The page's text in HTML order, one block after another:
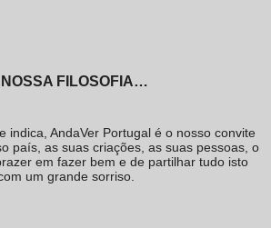
FILOSOFIA…
indica, AndaVer Portugal é o nosso convite
país, as suas criações, as suas pessoas, o
em fazer bem e de partilhar tudo isto
um grande sorriso.